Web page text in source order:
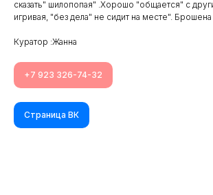
сказать" шилопопая" .Хорошо "общается" с
игривая, "без дела" не сидит на месте".
Куратор :Жанна
+7 923 326-74-32
Страница ВК